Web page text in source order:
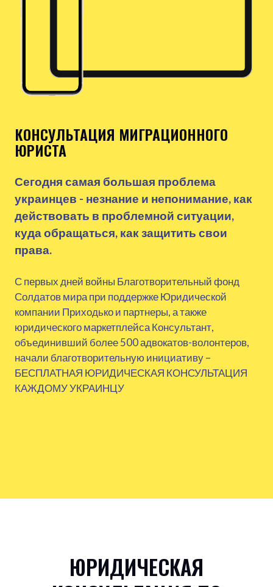
КОНСУЛЬТАЦИЯ МИГРАЦИОННОГО
ЮРИСТА
Сегодня самая большая проблема
украинцев - незнание и непонимание, как
действовать в проблемной ситуации,
куда обращаться, как защитить свои
права.
С первых дней войны Благотворительный фонд
Солдатов мира при поддержке Юридической
компании Приходько и партнеры, а также
юридического маркетплейса Консультант,
объединивший более 500 адвокатов-волонтеров,
начали благотворительную инициативу –
БЕСПЛАТНАЯ ЮРИДИЧЕСКАЯ КОНСУЛЬТАЦИЯ
КАЖДОМУ УКРАИНЦУ
ЮРИДИЧЕСКАЯ